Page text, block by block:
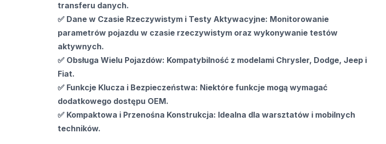
transferu danych.
✅ Dane w Czasie Rzeczywistym i Testy Aktywacyjne: Monitorowanie
parametrów pojazdu w czasie rzeczywistym oraz wykonywanie testów
aktywnych.
✅ Obsługa Wielu Pojazdów: Kompatybilność z modelami Chrysler, Dodge, Jeep i
Fiat.
✅ Funkcje Klucza i Bezpieczeństwa: Niektóre funkcje mogą wymagać
dodatkowego dostępu OEM.
✅ Kompaktowa i Przenośna Konstrukcja: Idealna dla warsztatów i mobilnych
techników.